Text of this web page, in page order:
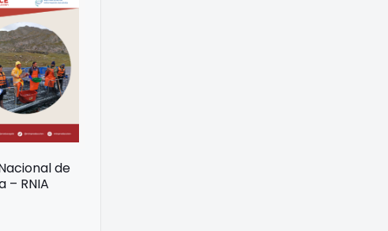
de
– RNIA